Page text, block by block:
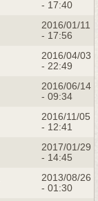
- 17:40
2016/01/11
- 17:56
2016/04/03
- 22:49
2016/06/14
- 09:34
2016/11/05
- 12:41
2017/01/29
- 14:45
2013/08/26
- 01:30